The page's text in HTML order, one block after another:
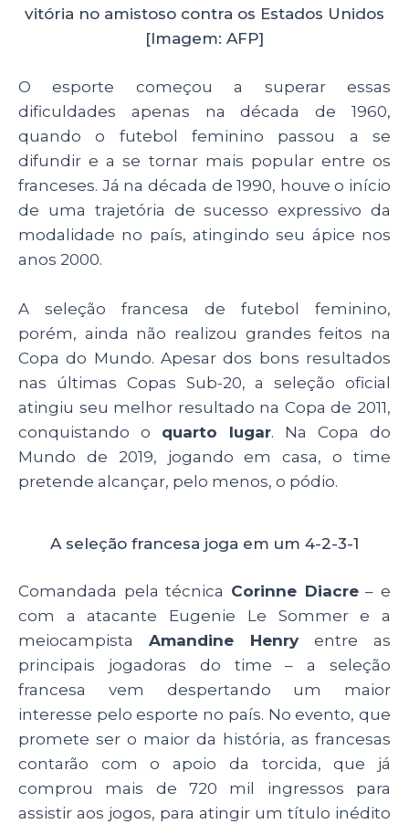
vitória no amistoso contra os Estados Unidos
[Imagem: AFP]
O esporte começou a superar essas
dificuldades apenas na década de 1960,
quando o futebol feminino passou a se
difundir e a se tornar mais popular entre os
franceses. Já na década de 1990, houve o início
de uma trajetória de sucesso expressivo da
modalidade no país, atingindo seu ápice nos
anos 2000.
A seleção francesa de futebol feminino,
porém, ainda não realizou grandes feitos na
Copa do Mundo. Apesar dos bons resultados
nas últimas Copas Sub-20, a seleção oficial
atingiu seu melhor resultado na Copa de 2011,
conquistando o quarto lugar. Na Copa do
Mundo de 2019, jogando em casa, o time
pretende alcançar, pelo menos, o pódio.
A seleção francesa joga em um 4-2-3-1
Comandada pela técnica Corinne Diacre–e
com a atacante Eugenie Le Sommer e a
meiocampista Amandine Henry entre as
principais jogadoras do time – a seleção
francesa vem despertando um maior
interesse pelo esporte no país. No evento, que
promete ser o maior da história, as francesas
contarão com o apoio da torcida, que já
comprou mais de 720 mil ingressos para
assistir aos jogos, para atingir um título inédito